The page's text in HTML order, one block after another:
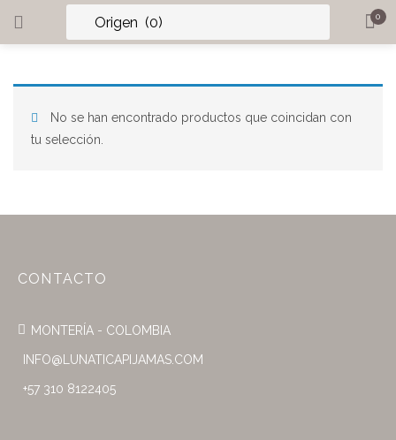
0
INGRESAR REGISTRARME
No se han encontrado productos que coincidan con
tu selección.
CONTACTO
MONTERÍA - COLOMBIA
INFO@LUNATICAPIJAMAS.COM
+57 310 8122405